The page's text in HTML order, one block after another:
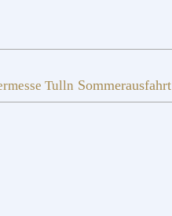
Tulln Sommerausfahrt